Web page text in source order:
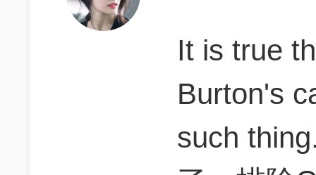
It is true
Burton's
such